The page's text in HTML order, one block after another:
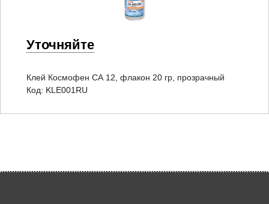
Уточняйте
Клей Космофен СА 12, флакон 20 гр, прозрачный
Код: KLE001RU